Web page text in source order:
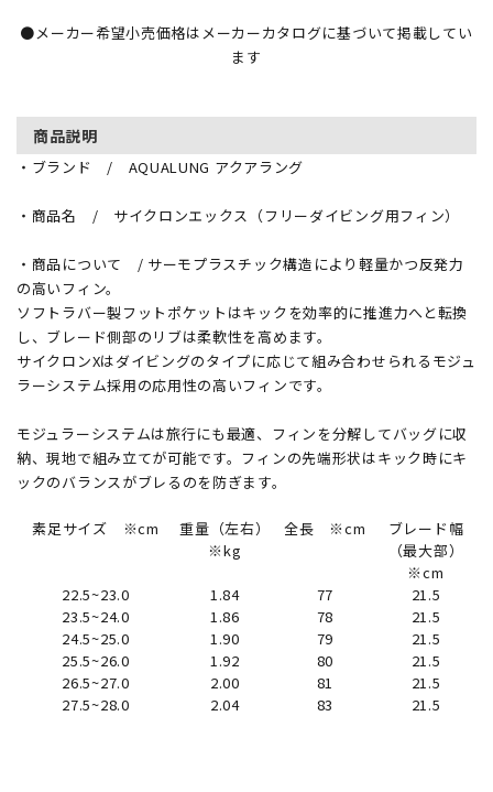
●メーカー希望小売価格はメーカーカタログに基づいて掲載してい
ます
商品説明
・ブランド / AQUALUNG アクアラング
・商品名 / サイクロンエックス（フリーダイビング用フィン）
・商品について / サーモプラスチック構造により軽量かつ反発力
の高いフィン。
ソフトラバー製フットポケットはキックを効率的に推進力へと転換
し、ブレード側部のリブは柔軟性を高めます。
サイクロンXはダイビングのタイプに応じて組み合わせられるモジュ
ラーシステム採用の応用性の高いフィンです。
モジュラーシステムは旅行にも最適、フィンを分解してバッグに収
納、現地で組み立てが可能です。フィンの先端形状はキック時にキ
ックのバランスがブレるのを防ぎます。
素足サイズ ※cm
重量（左右）
※kg
全長 ※cm
ブレード幅
（最大部）
※cm
22.5~23.0
1.84 77
21.5
23.5~24.0
1.86 78
21.5
24.5~25.0
1.90 79
21.5
25.5~26.0
1.92 80
21.5
26.5~27.0
2.00 81
21.5
27.5~28.0
2.04 83 21.5